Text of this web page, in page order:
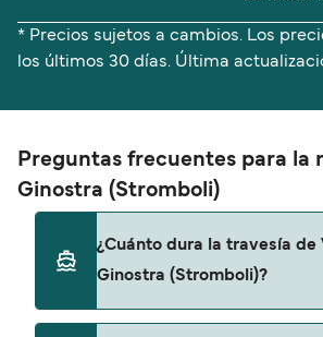
* Precios sujetos a cambios. Los
los últimos 30 días. Última
Preguntas frecuentes para la
Ginostra (Stromboli)
¿Cuánto dura la travesía de
Ginostra (Stromboli)?